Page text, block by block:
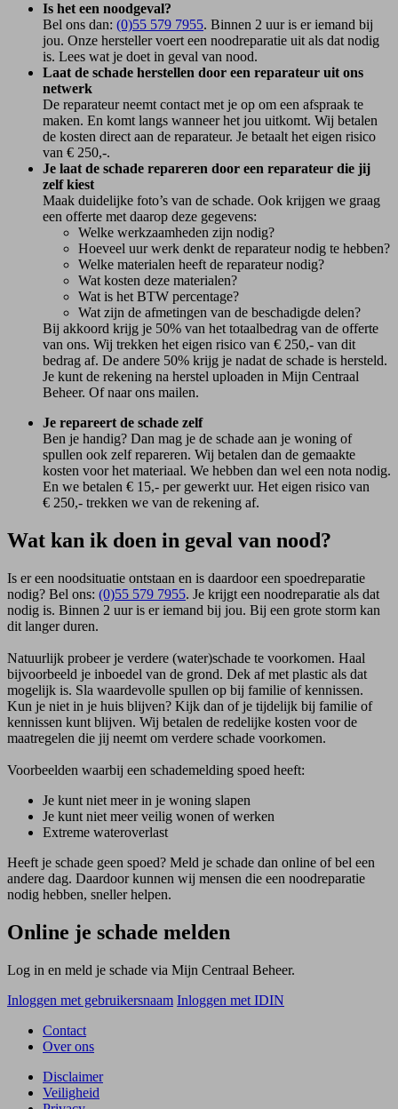
Is het een noodgeval?
Bel ons dan: (0)55 579 7955. Binnen 2 uur is er iemand bij
jou. Onze hersteller voert een noodreparatie uit als dat nodig
is. Lees wat je doet in geval van nood.
Laat de schade herstellen door een reparateur uit ons
netwerk
De reparateur neemt contact met je op om een afspraak te
maken. En komt langs wanneer het jou uitkomt. Wij betalen
de kosten direct aan de reparateur. Je betaalt het eigen risico
van € 250,-.
Je laat de schade repareren door een reparateur die jij
zelf kiest
Maak duidelijke foto’s van de schade. Ook krijgen we graag
een offerte met daarop deze gegevens:
Welke werkzaamheden zijn nodig?
Hoeveel uur werk denkt de reparateur nodig te hebben?
Welke materialen heeft de reparateur nodig?
Wat kosten deze materialen?
Wat is het BTW percentage?
Wat zijn de afmetingen van de beschadigde delen?
Bij akkoord krijg je 50% van het totaalbedrag van de offerte
van ons. Wij trekken het eigen risico van € 250,- van dit
bedrag af. De andere 50% krijg je nadat de schade is hersteld.
Je kunt de rekening na herstel uploaden in Mijn Centraal
Beheer. Of naar ons mailen.
Je repareert de schade zelf
Ben je handig? Dan mag je de schade aan je woning of
spullen ook zelf repareren. Wij betalen dan de gemaakte
kosten voor het materiaal. We hebben dan wel een nota nodig.
En we betalen € 15,- per gewerkt uur. Het eigen risico van
€ 250,- trekken we van de rekening af.
Wat kan ik doen in geval van nood?
Is er een noodsituatie ontstaan en is daardoor een spoedreparatie
nodig? Bel ons: (0)55 579 7955. Je krijgt een noodreparatie als dat
nodig is. Binnen 2 uur is er iemand bij jou. Bij een grote storm kan
dit langer duren.
Natuurlijk probeer je verdere (water)schade te voorkomen. Haal
bijvoorbeeld je inboedel van de grond. Dek af met plastic als dat
mogelijk is. Sla waardevolle spullen op bij familie of kennissen.
Kun je niet in je huis blijven? Kijk dan of je tijdelijk bij familie of
kennissen kunt blijven. Wij betalen de redelijke kosten voor de
maatregelen die jij neemt om verdere schade voorkomen.
Voorbeelden waarbij een schademelding spoed heeft:
Je kunt niet meer in je woning slapen
Je kunt niet meer veilig wonen of werken
Extreme wateroverlast
Heeft je schade geen spoed? Meld je schade dan online of bel een
andere dag. Daardoor kunnen wij mensen die een noodreparatie
nodig hebben, sneller helpen.
Online je schade melden
Log in en meld je schade via Mijn Centraal Beheer.
Inloggen met gebruikersnaam Inloggen met IDIN
Contact
Over ons
Disclaimer
Veiligheid